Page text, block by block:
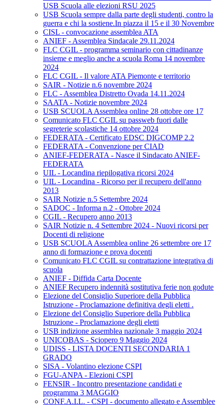
USB Scuola alle elezioni RSU 2025
USB Scuola sempre dalla parte degli studenti, contro la
guerra e chi la sostiene.In piazza il 15 e il 30 Novembre
CISL - convocazione assemblea ATA
ANIEF - Assemblea Sindacale 29.11.2024
FLC CGIL - programma seminario con cittadinanze
insieme e meglio anche a scuola Roma 14 novembre
2024
FLC CGIL - Il valore ATA Piemonte e territorio
SAIR - Notizie n.6 novembre 2024
FLC - Assemblea Distretto Ovada 14.11.2024
SAATA - Notizie novembre 2024
USB SCUOLA Assemblea online 28 ottobre ore 17
Comunicato FLC CGIL su passweb fuori dalle
segreterie scolastiche 14 ottobre 2024
FEDERATA - Certificato EDSC DIGCOMP 2.2
FEDERATA - Convenzione per CIAD
ANIEF-FEDERATA - Nasce il Sindacato ANIEF-
FEDERATA
UIL - Locandina riepilogativa ricorsi 2024
UIL - Locandina - Ricorso per il recupero dell'anno
2013
SAIR Notizie n.5 Settembre 2024
SADOC - Informa n.2 - Ottobre 2024
CGIL - Recupero anno 2013
SAIR Notizie n. 4 Settembre 2024 - Nuovi ricorsi per
Docenti di religione
USB SCUOLA Assemblea online 26 settembre ore 17
anno di formazione e prova docenti
Comunicato FLC CGIL su contrattazione integrativa di
scuola
ANIEF - Diffida Carta Docente
ANIEF Recupero indennità sostitutiva ferie non godute
Elezione del Consiglio Superiore della Pubblica
Istruzione - Proclamazione definitiva degli eletti .
Elezione del Consiglio Superiore della Pubblica
Istruzione - Proclamazione degli eletti
USB indizione assemblea nazionale 3 maggio 2024
UNICOBAS - Sciopero 9 Maggio 2024
UDISS - LISTA DOCENTI SECONDARIA 1
GRADO
SISA - Volantino elezione CSPI
FGU-ANPA - Elezioni CSPI
FENSIR - Incontro presentazione candidati e
programma 3 MAGGIO
CONF.A.I.L. - CSPI - documento allegato e Assemblee